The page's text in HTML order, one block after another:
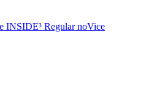
INSIDE³ Regular noVice